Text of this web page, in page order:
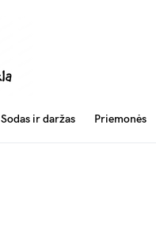
Sodas ir daržas Priemonės